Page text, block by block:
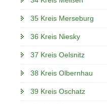
35 Kreis Merseburg
36 Kreis Niesky
37 Kreis Oelsnitz
38 Kreis Olbernhau
39 Kreis Oschatz